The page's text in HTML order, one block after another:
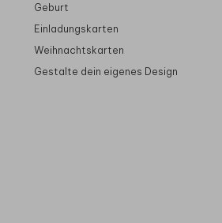
Geburt
Einladungskarten
Weihnachtskarten
Gestalte dein eigenes Design